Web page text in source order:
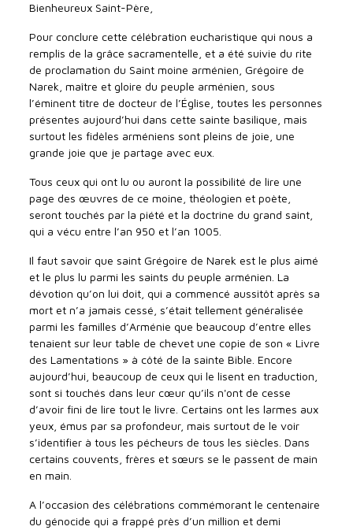
Bienheureux Saint-Père,
Pour conclure cette célébration eucharistique qui nous a
remplis de la grâce sacramentelle, et a été suivie du rite
de proclamation du Saint moine arménien, Grégoire de
Narek, maître et gloire du peuple arménien, sous
l’éminent titre de docteur de l’Église, toutes les personnes
présentes aujourd’hui dans cette sainte basilique, mais
surtout les fidèles arméniens sont pleins de joie, une
grande joie que je partage avec eux.
Tous ceux qui ont lu ou auront la possibilité de lire une
page des œuvres de ce moine, théologien et poète,
seront touchés par la piété et la doctrine du grand saint,
qui a vécu entre l’an 950 et l’an 1005.
Il faut savoir que saint Grégoire de Narek est le plus aimé
et le plus lu parmi les saints du peuple arménien. La
dévotion qu’on lui doit, qui a commencé aussitôt après sa
mort et n’a jamais cessé, s’était tellement généralisée
parmi les familles d’Arménie que beaucoup d’entre elles
tenaient sur leur table de chevet une copie de son « Livre
des Lamentations » à côté de la sainte Bible. Encore
aujourd’hui, beaucoup de ceux qui le lisent en traduction,
sont si touchés dans leur cœur qu’ils n'ont de cesse
d’avoir fini de lire tout le livre. Certains ont les larmes aux
yeux, émus par sa profondeur, mais surtout de le voir
s’identifier à tous les pécheurs de tous les siècles. Dans
certains couvents, frères et sœurs se le passent de main
en main.
A l’occasion des célébrations commémorant le centenaire
du génocide qui a frappé près d’un million et demi